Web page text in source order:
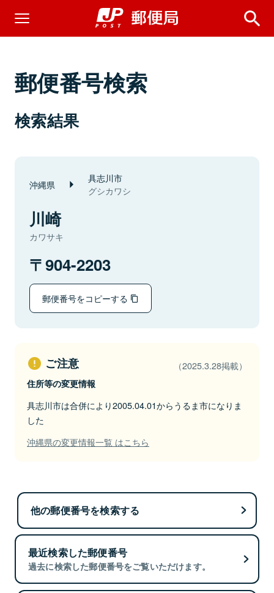
郵便番号検索
検索結果
沖縄県 具志川市
グシカワシ
川崎
カワサキ
904-2203
郵便番号をコピーする
ご注意 （2025.3.28掲載）
住所等の変更情報
具志川市は合併により2005.04.01からうるま市になりま
した
沖縄県の変更情報一覧 はこちら
他の郵便番号を検索する
最近検索した郵便番号
過去に検索した郵便番号をご覧いただけます。